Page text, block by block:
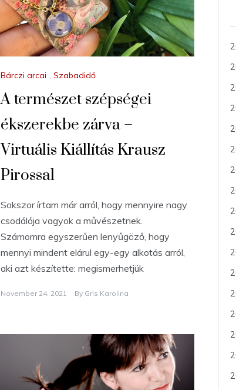
Bárczi arcai , Szabadidő
A természet szépségei
ékszerekbe zárva –
Virtuális Kiállítás Krausz
Pirossal
Sokszor írtam már arról, hogy mennyire nagy
csodálója vagyok a művészetnek.
Számomra egyszerűen lenyűgöző, hogy
mennyi mindent elárul egy-egy alkotás arról,
aki azt készítette: megismerhetjük
November 24, 2021 By Gris Karolina